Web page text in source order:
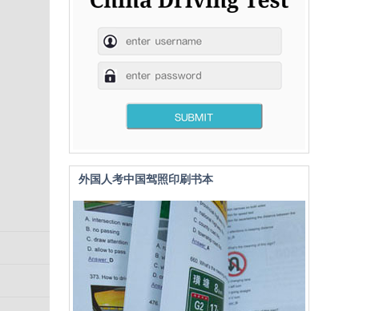
外国人考中国驾照印刷书本